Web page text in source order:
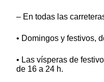
– En todas las
• Domingos y festivos,
• Las vísperas de
de 16 a 24 h.